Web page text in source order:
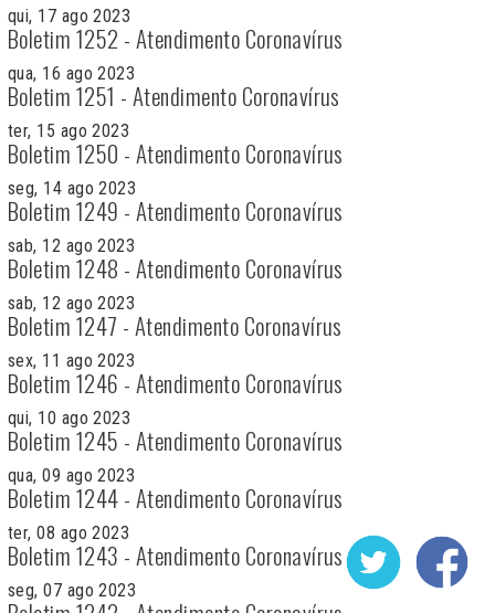
qui, 17 ago 2023
Boletim 1252 - Atendimento Coronavírus
qua, 16 ago 2023
Boletim 1251 - Atendimento Coronavírus
ter, 15 ago 2023
Boletim 1250 - Atendimento Coronavírus
seg, 14 ago 2023
Boletim 1249 - Atendimento Coronavírus
sab, 12 ago 2023
Boletim 1248 - Atendimento Coronavírus
sab, 12 ago 2023
Boletim 1247 - Atendimento Coronavírus
sex, 11 ago 2023
Boletim 1246 - Atendimento Coronavírus
qui, 10 ago 2023
Boletim 1245 - Atendimento Coronavírus
qua, 09 ago 2023
Boletim 1244 - Atendimento Coronavírus
ter, 08 ago 2023
Boletim 1243 - Atendimento Coronavírus
seg, 07 ago 2023